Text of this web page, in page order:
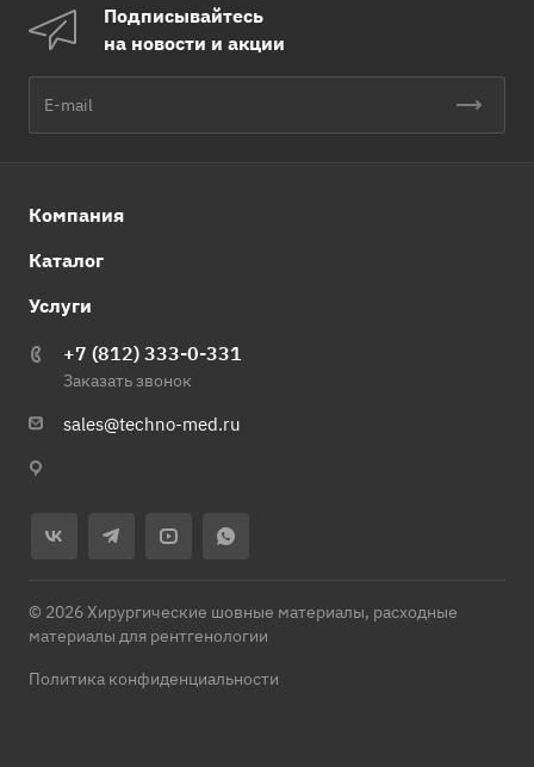
Подписывайтесь
на новости и акции
Компания
Каталог
Услуги
+7 (812) 333-0-331
Заказать звонок
sales@techno-med.ru
© 2026 Хирургические шовные материалы, расходные
материалы для рентгенологии
Политика конфиденциальности